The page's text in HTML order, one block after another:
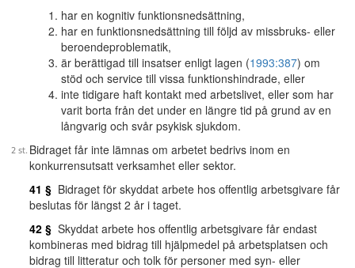
har en kognitiv funktionsnedsättning,
har en funktionsnedsättning till följd av missbruks- eller
beroendeproblematik,
är berättigad till insatser enligt lagen (1993:387) om
stöd och service till vissa funktionshindrade, eller
inte tidigare haft kontakt med arbetslivet, eller som har
varit borta från det under en längre tid på grund av en
långvarig och svår psykisk sjukdom.
Bidraget får inte lämnas om arbetet bedrivs inom en
konkurrensutsatt verksamhet eller sektor.
41 § Bidraget för skyddat arbete hos offentlig arbetsgivare får
beslutas för längst 2 år i taget.
42 § Skyddat arbete hos offentlig arbetsgivare får endast
kombineras med bidrag till hjälpmedel på arbetsplatsen och
bidrag till litteratur och tolk för personer med syn- eller